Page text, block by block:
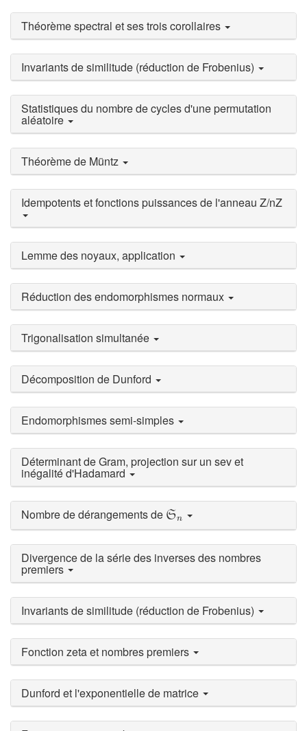
Théorème spectral et ses trois corollaires
Invariants de similitude (réduction de Frobenius)
Statistiques du nombre de cycles d'une permutation
aléatoire
Théorème de Müntz
Idempotents et fonctions puissances de l'anneau Z/nZ
Lemme des noyaux, application
Réduction des endomorphismes normaux
Trigonalisation simultanée
Décomposition de Dunford
Endomorphismes semi-simples
Déterminant de Gram, projection sur un sev et
inégalité d'Hadamard
Nombre de dérangements de Sn
Sn
Divergence de la série des inverses des nombres
premiers
Invariants de similitude (réduction de Frobenius)
Fonction zeta et nombres premiers
Dunford et l'exponentielle de matrice